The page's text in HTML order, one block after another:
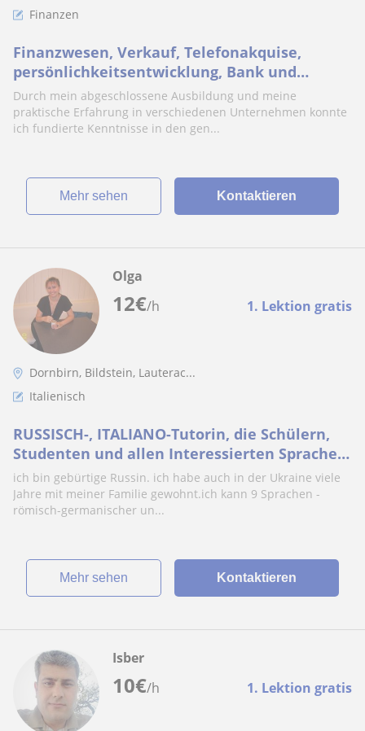
Finanzen
Finanzwesen, Verkauf, Telefonakquise,
persönlichkeitsentwicklung, Bank und
Versicherungen, finanzielle Hilfe, Coaching
Durch mein abgeschlossene Ausbildung und meine
praktische Erfahrung in verschiedenen Unternehmen konnte
ich fundierte Kenntnisse in den gen...
Mehr sehen Kontaktieren
12€/h 1. Lektion gratis
Olga
Dornbirn, Bildstein, Lauterac...
Italienisch
RUSSISCH-, ITALIANO-Tutorin, die Schülern,
Studenten und allen Interessierten Sprachen
unterrichtet
ich bin gebürtige Russin. ich habe auch in der Ukraine viele
Jahre mit meiner Familie gewohnt.ich kann 9 Sprachen -
römisch-germanischer un...
Mehr sehen Kontaktieren
10€/h 1. Lektion gratis
Isber